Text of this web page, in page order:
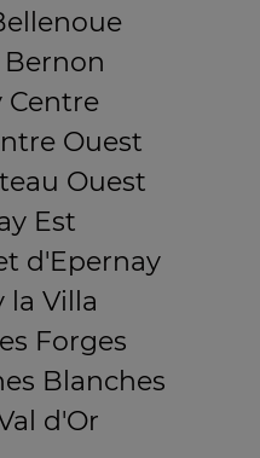
Centre
Ouest
Ouest
Est
d'Epernay
la Villa
Forges
Blanches
d'Or